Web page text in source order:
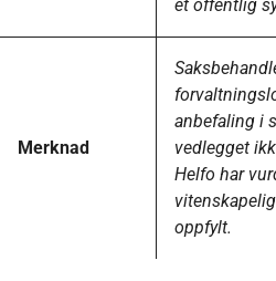
et offentlig
Merknad
anbefaling i
vedlegget
Helfo har
oppfylt.